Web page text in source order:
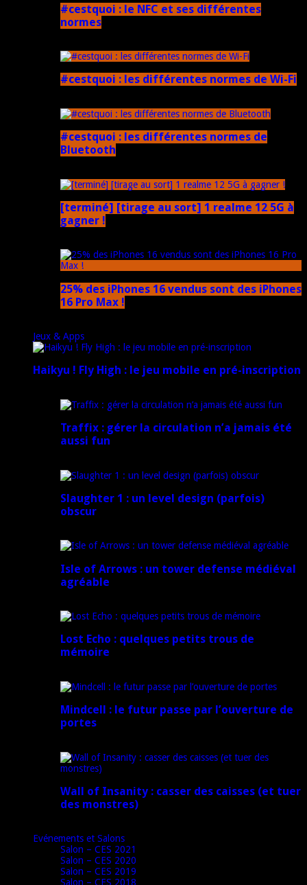
#cestquoi : le NFC et ses différentes
normes
#cestquoi : les différentes normes de Wi-Fi
#cestquoi : les différentes normes de
Bluetooth
[terminé] [tirage au sort] 1 realme 12 5G à
gagner !
25% des iPhones 16 vendus sont des iPhones
16 Pro Max !
Jeux & Apps
Haikyu ! Fly High : le jeu mobile en pré-inscription
Traffix : gérer la circulation n’a jamais été
aussi fun
Slaughter 1 : un level design (parfois)
obscur
Isle of Arrows : un tower defense médiéval
agréable
Lost Echo : quelques petits trous de
mémoire
Mindcell : le futur passe par l’ouverture de
portes
Wall of Insanity : casser des caisses (et tuer
des monstres)
Evénements et Salons
Salon – CES 2021
Salon – CES 2020
Salon – CES 2019
Salon – CES 2018